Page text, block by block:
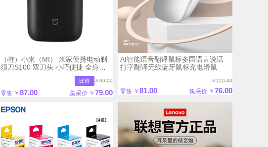
（特）小米（MI） 米家便携电动剃
须刀S100 双刀头 小巧便捷 全身可
水洗 刮胡刀 米家电动剃须刀S100
￥99.00
零售:￥ 87.00 集采价:￥ 79.00
AI智能语音翻译鼠标多国语言说话
打字翻译无线蓝牙鼠标充电滑鼠
￥129.00
零售:￥ 81.00 集采价:￥ 76.00